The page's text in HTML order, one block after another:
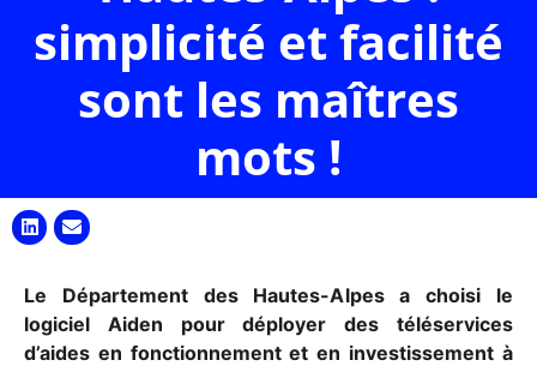
simplicité et facilité
sont les maîtres
mots !
Le Département des Hautes-Alpes a choisi le
logiciel Aiden pour déployer des téléservices
d’aides en fonctionnement et en investissement à